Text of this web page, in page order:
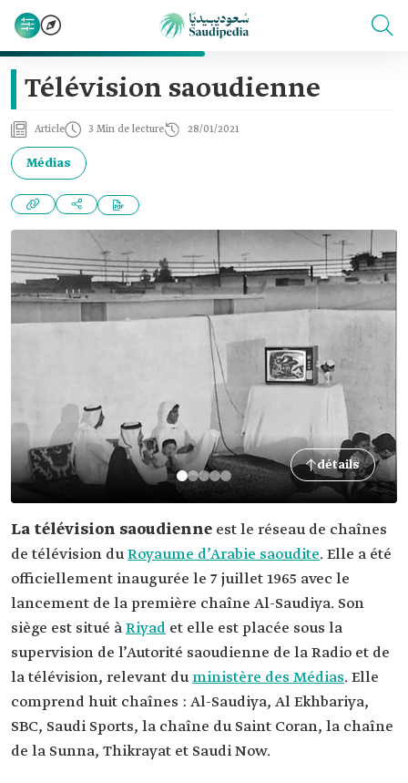
Télévision saoudienne
Article 3 Min de lecture 28/01/2021
Médias
détails
La télévision saoudienne est le réseau de chaînes
de télévision duRoyaume d’Arabie saoudite. Elle a été
officiellement inaugurée le 7 juillet 1965 avec le
lancement de la première chaîne Al-Saudiya. Son
siège est situé àRiyad et elle est placée sous la
supervision de l’Autorité saoudienne de la Radio et de
la télévision, relevant duministère des Médias. Elle
comprend huit chaînes : Al-Saudiya, Al Ekhbariya,
SBC, Saudi Sports, la chaîne du Saint Coran, la chaîne
de la Sunna, Thikrayat et Saudi Now.